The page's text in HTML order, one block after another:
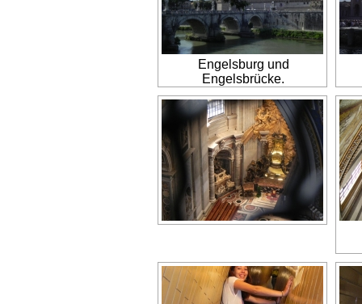
Engelsburg und
Engelsbrücke.